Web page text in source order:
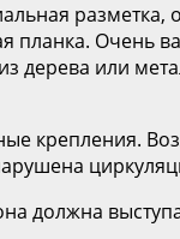
планка. Очень
дерева или
крепления.
должна